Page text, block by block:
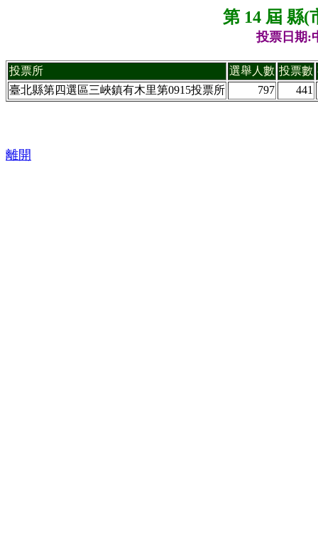
第 14 屆 縣(
投票日期:
投票所 選舉人數 投票數
臺北縣第四選區三峽鎮有木里第0915投票所
797 441
離開